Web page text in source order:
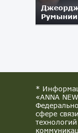
*
«ANNA
сфере